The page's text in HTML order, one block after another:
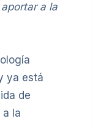
a la
ya está
de
a la